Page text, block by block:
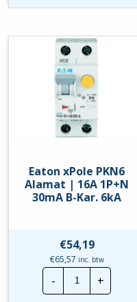
16A
B-
Kar.
6kA
hoeveelheid
Eaton xPole PKN6
Alamat | 16A 1P+N
30mA B-Kar. 6kA
€54,19
€65,57 inc. btw
-
Eaton
xPole
PKN6
+